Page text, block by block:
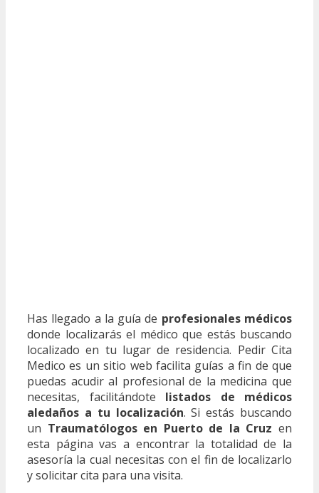
Has llegado a la guía de profesionales médicos
donde localizarás el médico que estás buscando
localizado en tu lugar de residencia. Pedir Cita
Medico es un sitio web facilita guías a fin de que
puedas acudir al profesional de la medicina que
necesitas, facilitándote listados de médicos
aledaños a tu localización. Si estás buscando
un Traumatólogos en Puerto de la Cruz en
esta página vas a encontrar la totalidad de la
asesoría la cual necesitas con el fin de localizarlo
y solicitar cita para una visita.